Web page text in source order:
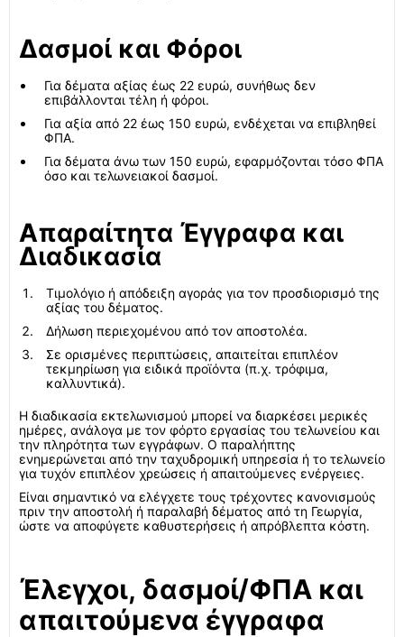
Δασμοί και Φόροι
Για δέματα αξίας έως 22 ευρώ, συνήθως δεν
επιβάλλονται τέλη ή φόροι.
Για αξία από 22 έως 150 ευρώ, ενδέχεται να επιβληθεί
ΦΠΑ.
Για δέματα άνω των 150 ευρώ, εφαρμόζονται τόσο ΦΠΑ
όσο και τελωνειακοί δασμοί.
Απαραίτητα Έγγραφα και
Διαδικασία
Τιμολόγιο ή απόδειξη αγοράς για τον προσδιορισμό της
αξίας του δέματος.
Δήλωση περιεχομένου από τον αποστολέα.
Σε ορισμένες περιπτώσεις, απαιτείται επιπλέον
τεκμηρίωση για ειδικά προϊόντα (π.χ. τρόφιμα,
καλλυντικά).
Η διαδικασία εκτελωνισμού μπορεί να διαρκέσει μερικές
ημέρες, ανάλογα με τον φόρτο εργασίας του τελωνείου και
την πληρότητα των εγγράφων. Ο παραλήπτης
ενημερώνεται από την ταχυδρομική υπηρεσία ή το τελωνείο
για τυχόν επιπλέον χρεώσεις ή απαιτούμενες ενέργειες.
Είναι σημαντικό να ελέγχετε τους τρέχοντες κανονισμούς
πριν την αποστολή ή παραλαβή δέματος από τη Γεωργία,
ώστε να αποφύγετε καθυστερήσεις ή απρόβλεπτα κόστη.
Έλεγχοι, δασμοί/ΦΠΑ και
απαιτούμενα έγγραφα